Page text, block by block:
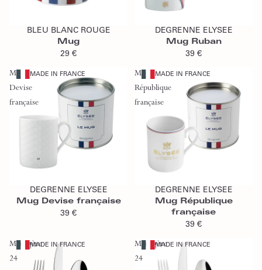
BLEU BLANC ROUGE
Mug
29 €
Ajouter au panier
DEGRENNE ELYSEE
Mug Ruban
39 €
Mug
Devise
française
MADE IN FRANCE
Ajouter au panier
DEGRENNE ELYSEE
Mug Devise française
39 €
Mug
République
française
MADE IN FRANCE
Ajouter au panier
DEGRENNE ELYSEE
Mug République
française
39 €
Ménagère
24
MADE IN FRANCE
Ménagère
24
MADE IN FRANCE